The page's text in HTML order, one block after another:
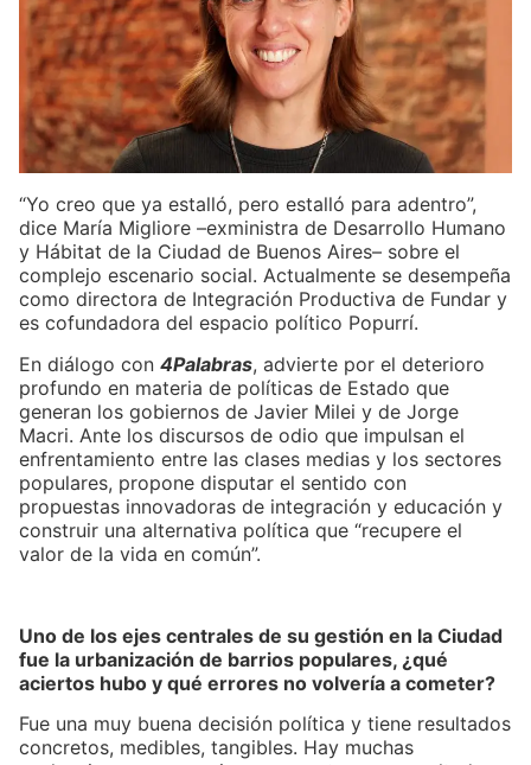
“Yo creo que ya estalló, pero estalló para adentro”,
dice María Migliore –exministra de Desarrollo Humano
y Hábitat de la Ciudad de Buenos Aires– sobre el
complejo escenario social. Actualmente se desempeña
como directora de Integración Productiva de Fundar y
es cofundadora del espacio político Popurrí.
En diálogo con 4Palabras, advierte por el deterioro
profundo en materia de políticas de Estado que
generan los gobiernos de Javier Milei y de Jorge
Macri. Ante los discursos de odio que impulsan el
enfrentamiento entre las clases medias y los sectores
populares, propone disputar el sentido con
propuestas innovadoras de integración y educación y
construir una alternativa política que “recupere el
valor de la vida en común”.
Uno de los ejes centrales de su gestión en la Ciudad
fue la urbanización de barrios populares, ¿qué
aciertos hubo y qué errores no volvería a cometer?
Fue una muy buena decisión política y tiene resultados
concretos, medibles, tangibles. Hay muchas